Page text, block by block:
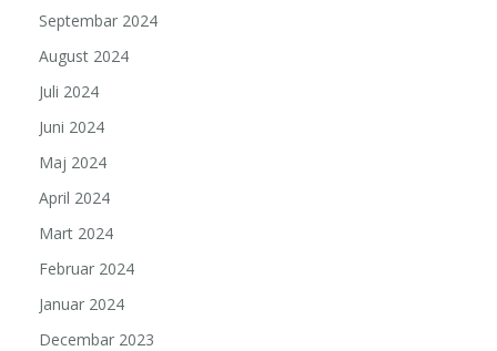
Septembar 2024
August 2024
Juli 2024
Juni 2024
Maj 2024
April 2024
Mart 2024
Februar 2024
Januar 2024
Decembar 2023